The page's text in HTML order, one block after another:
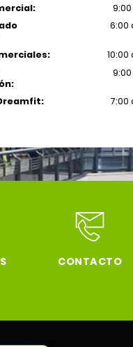
9:00
6:00
10:00
9:00
7:00
CONTACTO